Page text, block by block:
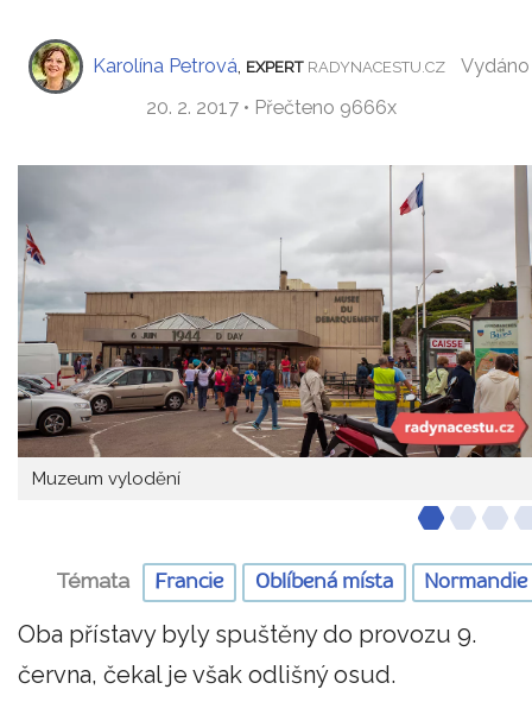
Karolína Petrová EXPERT RADYNACESTU.CZ
Vydáno
20. 2. 2017 • Přečteno 9666x
Muzeum vylodění
Témata Francie Oblíbená místa Normandie
Oba přístavy byly spuštěny do provozu 9.
června, čekal je však odlišný osud.